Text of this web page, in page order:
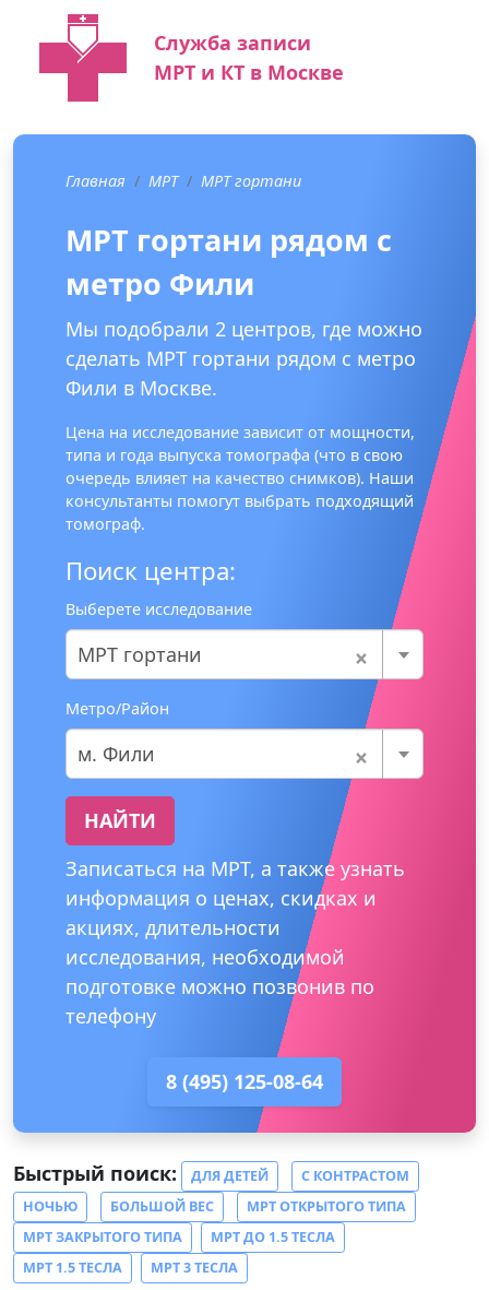
Служба записи
МРТ и КТ в Москве
Главная МРТ МРТ гортани
МРТ гортани рядом с
метро Фили
Мы подобрали 2 центров, где можно
сделать МРТ гортани рядом с метро
Фили в Москве.
Цена на исследование зависит от мощности,
типа и года выпуска томографа (что в свою
очередь влияет на качество снимков). Наши
консультанты помогут выбрать подходящий
томограф.
Поиск центра:
Выберете исследование
×
МРТ гортани
Метро/Район
×
м. Фили
НАЙТИ
Записаться на МРТ, а также узнать
информация о ценах, скидках и
акциях, длительности
исследования, необходимой
подготовке можно позвонив по
телефону
8 (495) 125-08-64
Быстрый поиск: ДЛЯ ДЕТЕЙ
С КОНТРАСТОМ
НОЧЬЮ
БОЛЬШОЙ ВЕС
МРТ ОТКРЫТОГО ТИПА
МРТ ЗАКРЫТОГО ТИПА
МРТ ДО 1.5 ТЕСЛА
МРТ 1.5 ТЕСЛА
МРТ 3 ТЕСЛА